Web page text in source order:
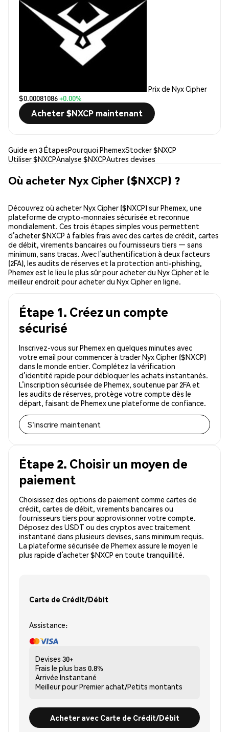
Prix de Nyx Cipher
$0.00081086+0.00%
Acheter $NXCP maintenant
Guide en 3 ÉtapesPourquoi PhemexStocker $NXCP
Utiliser $NXCPAnalyse $NXCPAutres devises
Où acheter Nyx Cipher ($NXCP) ?
Découvrez où acheter Nyx Cipher ($NXCP) sur Phemex, une
plateforme de crypto-monnaies sécurisée et reconnue
mondialement. Ces trois étapes simples vous permettent
d’acheter $NXCP à faibles frais avec des cartes de crédit, cartes
de débit, virements bancaires ou fournisseurs tiers — sans
minimum, sans tracas. Avec l’authentification à deux facteurs
(2FA), les audits de réserves et la protection anti-phishing,
Phemex est le lieu le plus sûr pour acheter du Nyx Cipher et le
meilleur endroit pour acheter du Nyx Cipher en ligne.
Étape 1. Créez un compte
sécurisé
Inscrivez-vous sur Phemex en quelques minutes avec
votre email pour commencer à trader Nyx Cipher ($NXCP)
dans le monde entier. Complétez la vérification
d’identité rapide pour débloquer les achats instantanés.
L’inscription sécurisée de Phemex, soutenue par 2FA et
les audits de réserves, protège votre compte dès le
départ, faisant de Phemex une plateforme de confiance.
S'inscrire maintenant
Étape 2. Choisir un moyen de
paiement
Choisissez des options de paiement comme cartes de
crédit, cartes de débit, virements bancaires ou
fournisseurs tiers pour approvisionner votre compte.
Déposez des USDT ou des cryptos avec traitement
instantané dans plusieurs devises, sans minimum requis.
La plateforme sécurisée de Phemex assure le moyen le
plus rapide d’acheter $NXCP en toute tranquillité.
Carte de Crédit/Débit
Assistance:
Devises 30+
Frais le plus bas 0.8%
Arrivée Instantané
Meilleur pourPremier achat/Petits montants
Acheter avec Carte de Crédit/Débit